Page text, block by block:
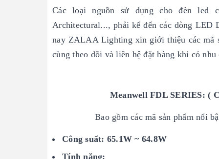
Các loại nguồn sử dụng cho đèn led
Architectural..., phải kể đến các dòng
nay ZALAA Lighting xin giới thiệu các mã
cùng theo dõi và liên hệ đặt hàng khi có
Meanwell FDL SERIES: (
Bao gồm các mã sản phẩm nổi
Công suất: 65.1W ~ 64.8W
Tính năng: